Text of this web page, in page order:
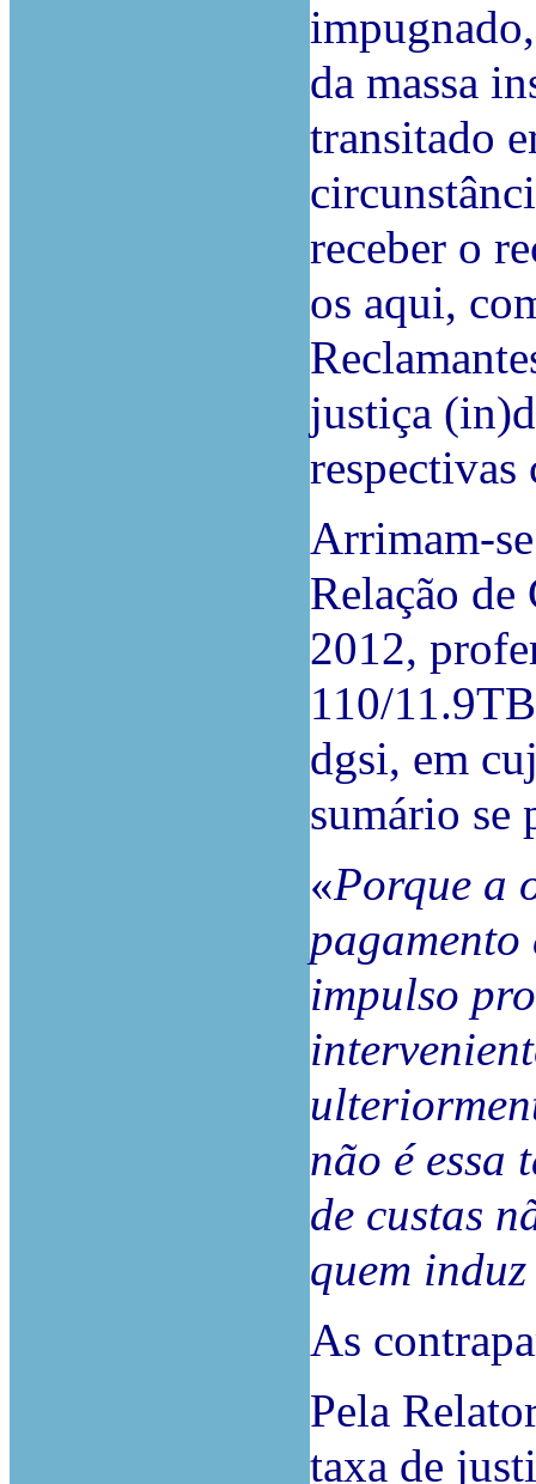
da massa
transitado
receber o
os aqui,
justiça
respectivas
Arrimam-
Relação
2012,
110/
dgsi, em
sumário se
«Porque a
pagamento
impulso
não é essa
de custas
quem
As
Pela
taxa de